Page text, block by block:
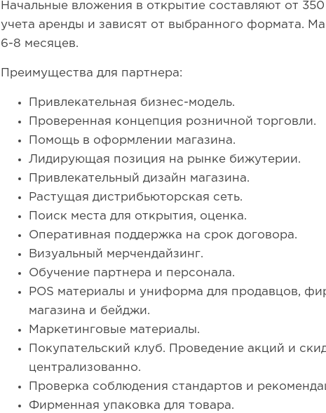
Начальные вложения в открытие составляют от
учета аренды и зависят от выбранного формата.
6-8 месяцев.
Преимущества для партнера:
Привлекательная бизнес-модель.
Проверенная концепция розничной торговли.
Помощь в оформлении магазина.
Лидирующая позиция на рынке бижутерии.
Привлекательный дизайн магазина.
Растущая дистрибьюторская сеть.
Поиск места для открытия, оценка.
Оперативная поддержка на срок договора.
Визуальный мерчендайзинг.
Обучение партнера и персонала.
POS материалы и униформа для продавцов,
магазина и бейджи.
Маркетинговые материалы.
Покупательский клуб. Проведение акций и
централизованно.
Проверка соблюдения стандартов и
Фирменная упаковка для товара.